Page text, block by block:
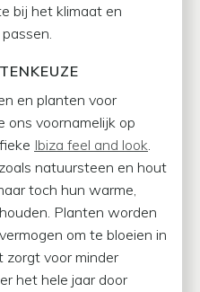
bij het klimaat en
en planten voor
voornamelijk op
Ibiza feel and look.
natuursteen en hout
toch hun warme,
Planten worden
om te bloeien in
zorgt voor minder
het hele jaar door